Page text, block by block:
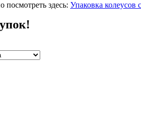
здесь: Упаковка колеусов